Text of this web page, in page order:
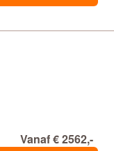
Vanaf € 2562,-